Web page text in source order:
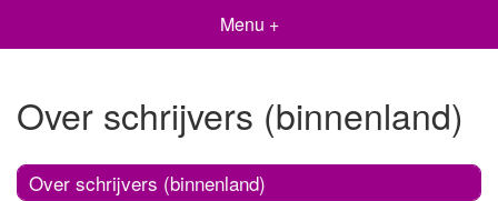
Menu +
Over schrijvers (binnenland)
Over schrijvers (binnenland)